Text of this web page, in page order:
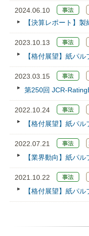
2024.06.10
【決算レポート】
2023.10.13
【格付展望】紙パル
2023.03.15
第250回
2022.10.24
【格付展望】紙パル
2022.07.21
【業界動向】紙パ
2021.10.22
【格付展望】紙パル